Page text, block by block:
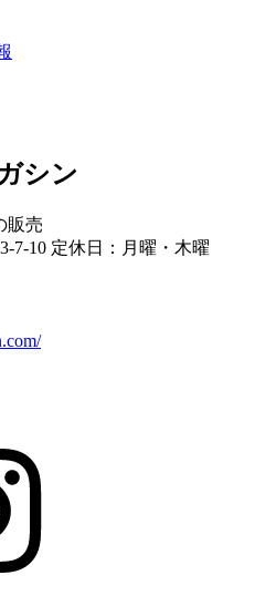
シン
販売
7-10 定休日：月曜・木曜